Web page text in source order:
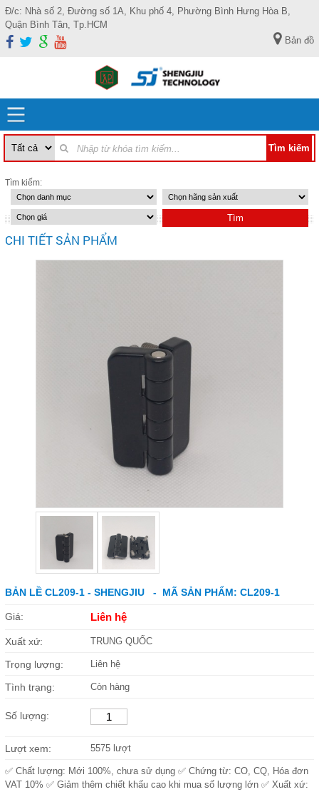
Đ/c: Nhà số 2, Đường số 1A, Khu phố 4, Phường Bình Hưng Hòa B,
Quận Bình Tân, Tp.HCM
Bản đồ
Tìm kiếm:
CHI TIẾT SẢN PHẨM
BẢN LỀ CL209-1 - SHENGJIU - MÃ SẢN PHẨM: CL209-1
Giá: Liên hệ
Xuất xứ: TRUNG QUỐC
Trọng lượng: Liên hệ
Tình trạng: Còn hàng
Số lượng:
Lượt xem: 5575 lượt
✅ Chất lượng: Mới 100%, chưa sử dụng ✅ Chứng từ: CO, CQ, Hóa đơn
VAT 10% ✅ Giảm thêm chiết khấu cao khi mua số lượng lớn ✅ Xuất xứ: